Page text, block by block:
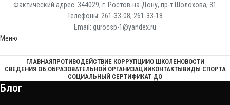
Фактический адрес: 344029, г. Ростов-на-Дону, пр-т Шолохова, 31
Телефоны: 261-33-08, 261-33-18
Email: gurocsp-1@yandex.ru
Меню
ГЛАВНАЯПРОТИВОДЕЙСТВИЕ КОРРУПЦИИО ШКОЛЕНОВОСТИ
СВЕДЕНИЯ ОБ ОБРАЗОВАТЕЛЬНОЙ ОРГАНИЗАЦИИКОНТАКТЫВИДЫ СПОРТА
СОЦИАЛЬНЫЙ СЕРТИФИКАТ ДО
Блог